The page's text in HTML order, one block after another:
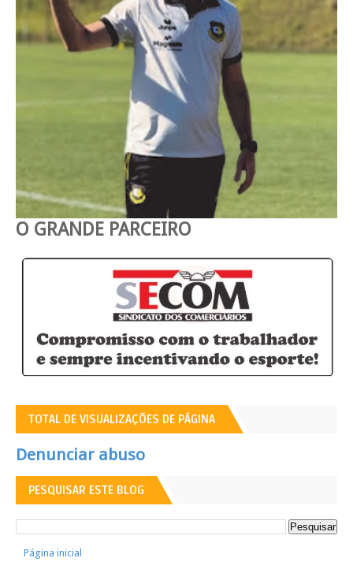
O GRANDE PARCEIRO
TOTAL DE VISUALIZAÇÕES DE PÁGINA
Denunciar abuso
PESQUISAR ESTE BLOG
Página inicial